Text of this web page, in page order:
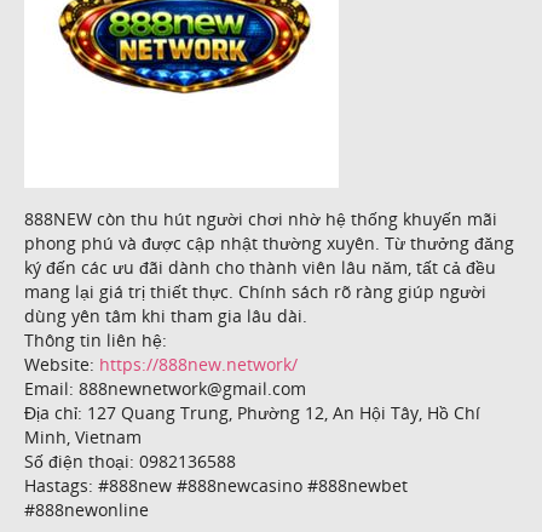
888NEW còn thu hút người chơi nhờ hệ thống khuyến mãi
phong phú và được cập nhật thường xuyên. Từ thưởng đăng
ký đến các ưu đãi dành cho thành viên lâu năm, tất cả đều
mang lại giá trị thiết thực. Chính sách rõ ràng giúp người
dùng yên tâm khi tham gia lâu dài.
Thông tin liên hệ:
Website: https://888new.network/
Email: 888newnetwork@gmail.com
Địa chỉ: 127 Quang Trung, Phường 12, An Hội Tây, Hồ Chí
Minh, Vietnam
Số điện thoại: 0982136588
Hastags: #888new #888newcasino #888newbet
#888newonline